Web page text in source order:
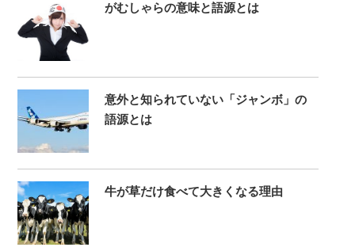
がむしゃらの意味と語源とは
意外と知られていない「ジャンボ」の
語源とは
牛が草だけ食べて大きくなる理由